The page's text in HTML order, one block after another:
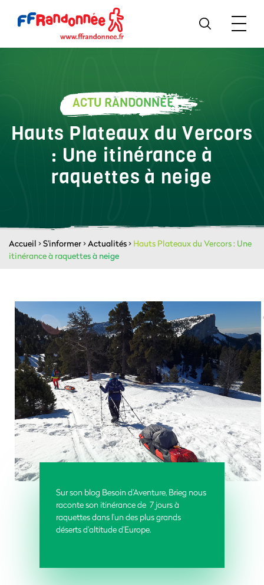
ACTU RANDONNÉE
Hauts Plateaux du Vercors
: Une itinérance à
raquettes à neige
Accueil >S'informer>Actualités> Hauts Plateaux du Vercors : Une
itinérance à raquettes à neige
Sur son blog Besoin d’Aventure, Brieg nous
raconte son itinérance de 7 jours à
raquettes dans l’un des plus grands
déserts d’altitude d’Europe.